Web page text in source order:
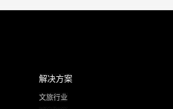
解决方案
文旅行业